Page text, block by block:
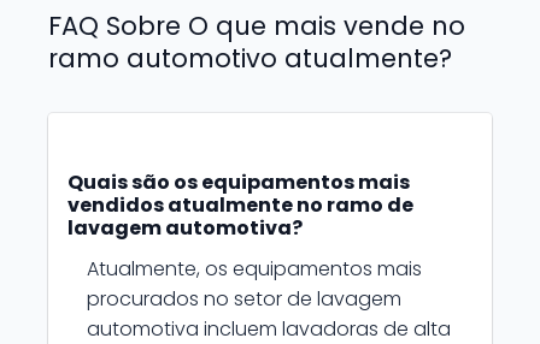
FAQ Sobre O que mais vende no
ramo automotivo atualmente?
Quais são os equipamentos mais
vendidos atualmente no ramo de
lavagem automotiva?
Atualmente, os equipamentos mais
procurados no setor de lavagem
automotiva incluem lavadoras de alta